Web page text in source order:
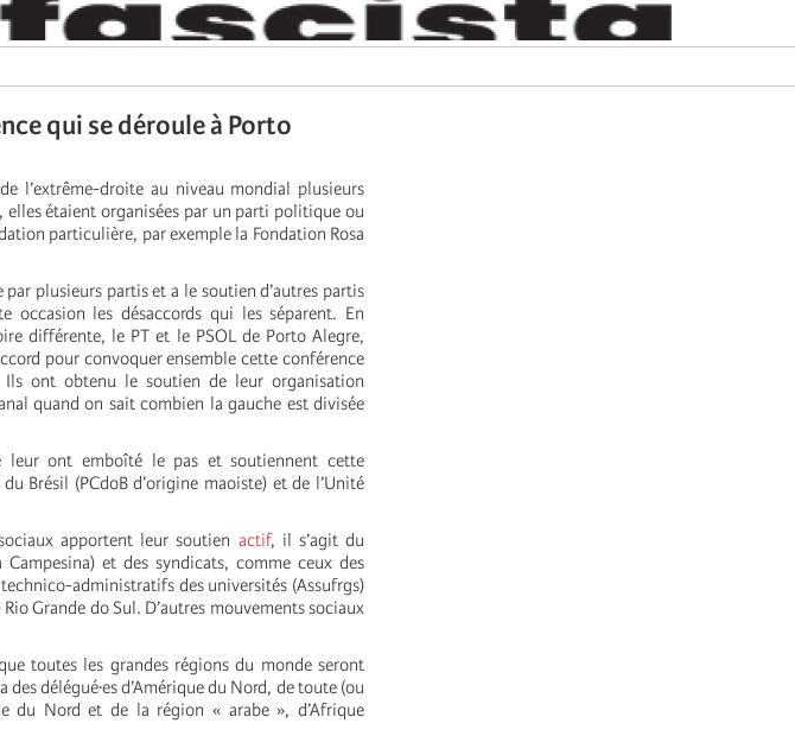
qui se déroule à Porto
l’extrême-droite au niveau mondial plusieurs
étaient organisées par un parti politique ou
particulière, par exemple la Fondation Rosa
plusieurs partis et a le soutien d’autres partis
les désaccords qui les séparent. En
différente, le PT et le PSOL de Porto Alegre,
pour convoquer ensemble cette conférence
ont obtenu le soutien de leur organisation
quand on sait combien la gauche est divisée
leur ont emboîté le pas et soutiennent cette
Brésil (PCdoB d’origine maoiste) et de l’Unité
apportent leur soutien actif, il s’agit du
et des syndicats, comme ceux des
technico-administratifs des universités (Assufrgs)
Grande do Sul. D’autres mouvements sociaux
toutes les grandes régions du monde seront
délégué·es d’Amérique du Nord, de toute (ou
du Nord et de la région « arabe », d’Afrique